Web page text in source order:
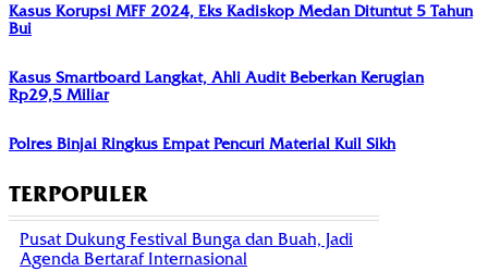
Kasus Korupsi MFF 2024, Eks Kadiskop Medan Dituntut 5 Tahun
Bui
Kasus Smartboard Langkat, Ahli Audit Beberkan Kerugian
Rp29,5 Miliar
Polres Binjai Ringkus Empat Pencuri Material Kuil Sikh
TERPOPULER
Pusat Dukung Festival Bunga dan Buah, Jadi
Agenda Bertaraf Internasional